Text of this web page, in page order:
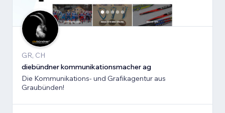
GR, CH
diebündner kommunikationsmacher ag
Die Kommunikations- und Grafikagentur aus
Graubünden!